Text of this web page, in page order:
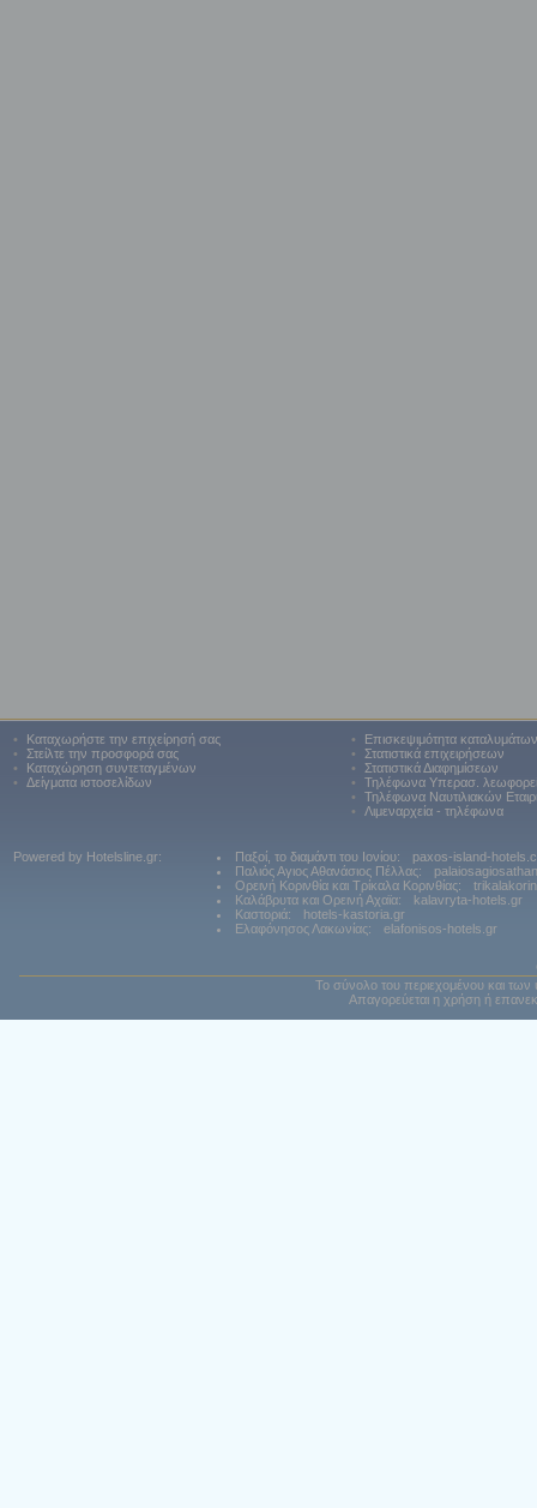
•
Καταχωρήστε την επιχείρησή σας
•
Στείλτε την προσφορά σας
•
Καταχώρηση συντεταγμένων
•
Δείγματα ιστοσελίδων
•
Επισκεψιμότητα καταλυμάτων
•
Στατιστικά επιχειρήσεων
•
Στατιστικά Διαφημίσεων
•
Τηλέφωνα Υπερασ.
•
Τηλέφωνα Ναυτιλιακών
•
Λιμεναρχεία - τηλέφωνα
Powered by Hotelsline.gr: Παξοί, το διαμάντι του Ιονίου:
paxos-island-
Παλιός Αγιος Αθανάσιος Πέλλας:
Ορεινή Κορινθία και Τρίκαλα Κορινθίας:
Καλάβρυτα και Ορεινή Αχαϊα:
kalavryta-hotels.gr
Καστοριά:
hotels-kastoria.gr
Ελαφόνησος Λακωνίας:
elafonisos-hotels.gr
Το σύνολο του περιεχομένου και των
Απαγορεύεται η χρήση ή